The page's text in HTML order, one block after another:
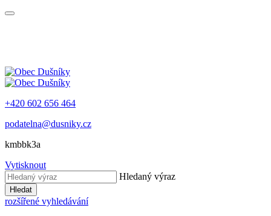
+420 602 656 464
podatelna@dusniky.cz
kmbbk3a
Vytisknout
Hledaný výraz
Hledat
rozšířené vyhledávání